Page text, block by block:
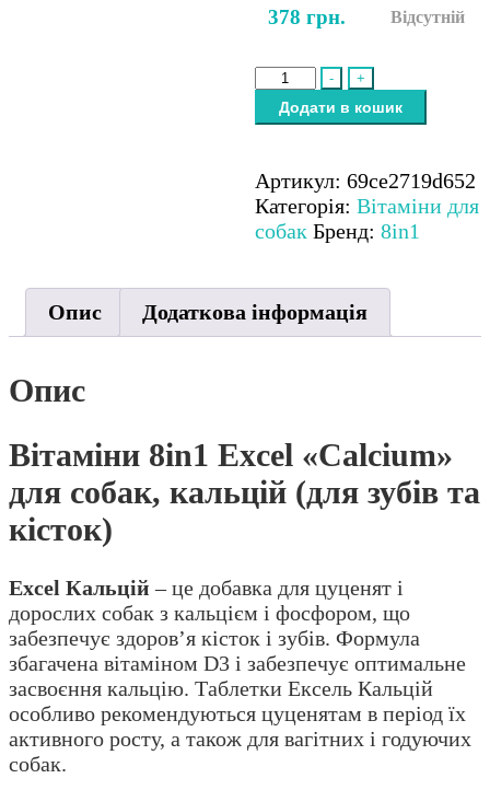
378 грн. Відсутній
-
Вітаміни
8in1
Excel
для
собак,
кальцій
та
кісток)
+
Додати в кошик
Артикул: 69ce2719d652
Категорія: Вітаміни для
собак Бренд: 8in1
Опис Додаткова інформація
Опис
Вітаміни 8in1 Excel «Calcium»
для собак, кальцій (для зубів та
кісток)
Excel Кальцій – це добавка для цуценят і
дорослих собак з кальцієм і фосфором, що
забезпечує здоров’я кісток і зубів. Формула
збагачена вітаміном D3 і забезпечує оптимальне
засвоєння кальцію. Таблетки Ексель Кальцій
особливо рекомендуються цуценятам в період їх
активного росту, а також для вагітних і годуючих
собак.